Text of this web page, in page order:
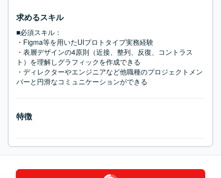
求めるスキル
■必須スキル：
・Figma等を用いたUIプロトタイプ実務経験
・表層デザインの4原則（近接、整列、反復、コントラス
ト）を理解しグラフィックを作成できる
・ディレクターやエンジニアなど他職種のプロジェクトメン
バーと円滑なコミュニケーションができる
特徴